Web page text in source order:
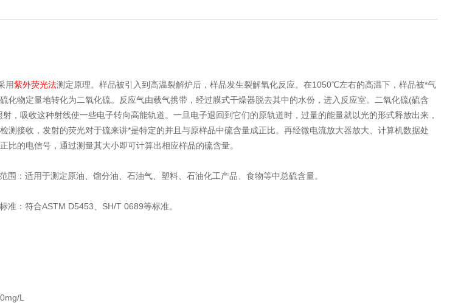
用紫外荧光法测定原理。样品被引入到高温裂解炉后，样品发生裂解氧化反应。在1050℃左右的高温下，样品被*气
化物定量地转化为二氧化硫。反应气由载气携带，经过膜式干燥器脱去其中的水份，进入反应室。二氧化硫(硫含
，吸收这种射线使一些电子转向高能轨道。一旦电子退回到它们的原轨道时，过量的能量就以光的形式释放出来，
测接收，发射的荧光对于硫来讲*是特定的并且与原样品中硫含量成正比。再经微电流放大器放大、计算机数据处
比的电信号，通过测量其大小即可计算出相应样品的硫含量。
围：适用于测定原油、馏分油、石油气、塑料、石油化工产品、食物等中总硫含量。
准：符合ASTM D5453、SH/T 0689等标准。
L